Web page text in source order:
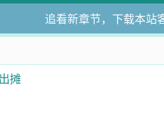
追看新章节，下载本站
摊